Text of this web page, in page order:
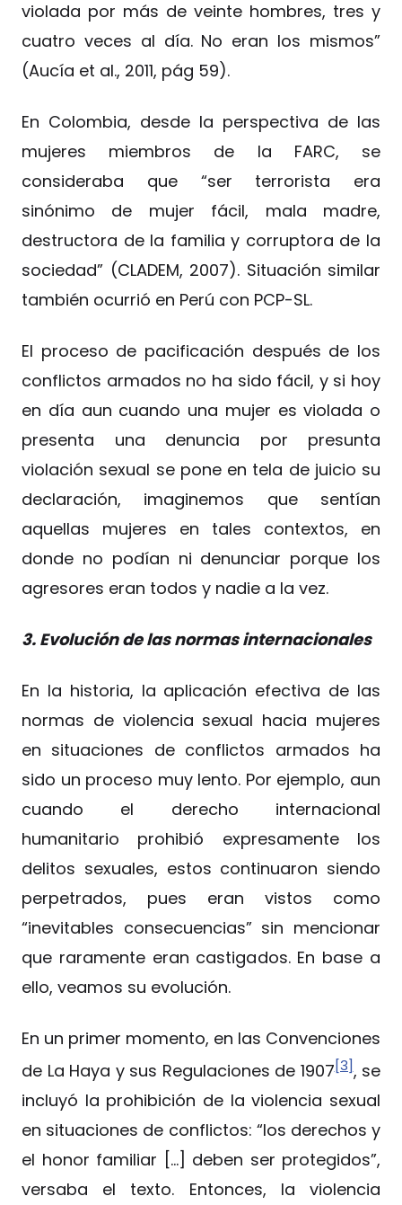
violada por más de veinte hombres, tres y
cuatro veces al día. No eran los mismos”
(Aucía et al., 2011, pág 59).
En Colombia, desde la perspectiva de las
mujeres miembros de la FARC, se
consideraba que “ser terrorista era
sinónimo de mujer fácil, mala madre,
destructora de la familia y corruptora de la
sociedad” (CLADEM, 2007). Situación similar
también ocurrió en Perú con PCP-SL.
El proceso de pacificación después de los
conflictos armados no ha sido fácil, y si hoy
en día aun cuando una mujer es violada o
presenta una denuncia por presunta
violación sexual se pone en tela de juicio su
declaración, imaginemos que sentían
aquellas mujeres en tales contextos, en
donde no podían ni denunciar porque los
agresores eran todos y nadie a la vez.
3. Evolución de las normas internacionales
En la historia, la aplicación efectiva de las
normas de violencia sexual hacia mujeres
en situaciones de conflictos armados ha
sido un proceso muy lento. Por ejemplo, aun
cuando el derecho internacional
humanitario prohibió expresamente los
delitos sexuales, estos continuaron siendo
perpetrados, pues eran vistos como
“inevitables consecuencias” sin mencionar
que raramente eran castigados. En base a
ello, veamos su evolución.
En un primer momento, en las Convenciones
de La Haya y sus Regulaciones de 1907[3], se
incluyó la prohibición de la violencia sexual
en situaciones de conflictos: “los derechos y
el honor familiar […] deben ser protegidos”,
versaba el texto. Entonces, la violencia